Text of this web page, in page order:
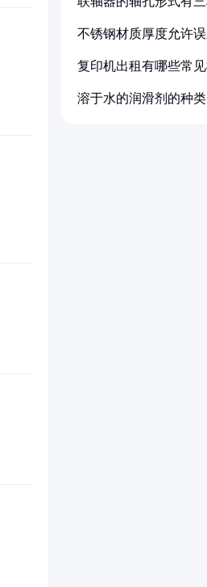
不锈钢材质厚度允许
复印机出租有哪些常
溶于水的润滑剂的种类